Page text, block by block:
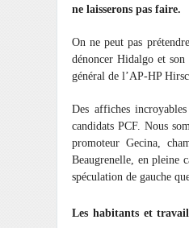
ne laisserons pas faire.
On ne peut pas
dénoncer Hidalgo et
général de l’AP-HP
Des affiches
candidats PCF. Nous
promoteur Gecina,
Beaugrenelle, en pleine
spéculation de gauche
Les habitants et